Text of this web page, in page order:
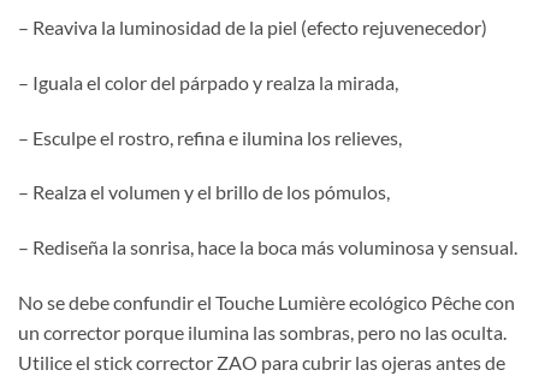
– Reaviva la luminosidad de la piel (efecto rejuvenecedor)
– Iguala el color del párpado y realza la mirada,
– Esculpe el rostro, refina e ilumina los relieves,
– Realza el volumen y el brillo de los pómulos,
– Rediseña la sonrisa, hace la boca más voluminosa y sensual.
No se debe confundir el Touche Lumière ecológico Pêche con
un corrector porque ilumina las sombras, pero no las oculta.
Utilice el stick corrector ZAO para cubrir las ojeras antes de